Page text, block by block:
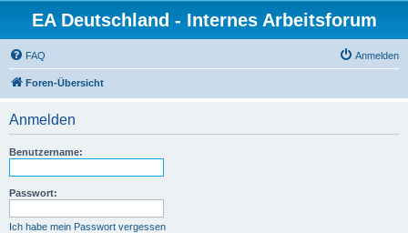
EA Deutschland - Internes Arbeitsforum
FAQ Anmelden
Foren-Übersicht
Anmelden
Benutzername:
Passwort:
Ich habe mein Passwort vergessen